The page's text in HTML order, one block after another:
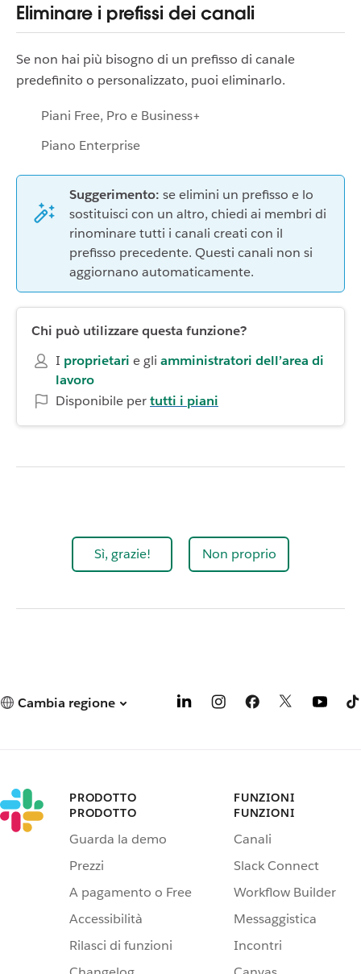
Eliminare i prefissi dei canali
Se non hai più bisogno di un prefisso di canale
predefinito o personalizzato, puoi eliminarlo.
Piani Free, Pro e Business+
Piano Enterprise
Suggerimento: se elimini un prefisso e lo
sostituisci con un altro, chiedi ai membri di
rinominare tutti i canali creati con il
prefisso precedente. Questi canali non si
aggiornano automaticamente.
Chi può utilizzare questa funzione?
I proprietari e gli amministratori dell’area di
lavoro
Disponibile pertutti i piani
Sì, grazie! Non proprio
Cambia regione
PRODOTTO
PRODOTTO
Guarda la demo
Prezzi
A pagamento o Free
Accessibilità
Rilasci di funzioni
FUNZIONI
FUNZIONI
Canali
Slack Connect
Workflow Builder
Messaggistica
Incontri